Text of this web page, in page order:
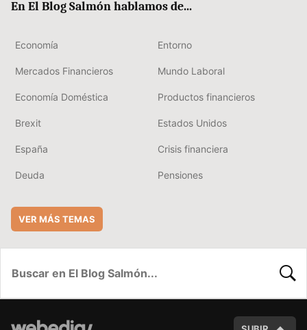
En El Blog Salmón hablamos de...
Economía Entorno
Mercados Financieros Mundo Laboral
Economía Doméstica Productos financieros
Brexit Estados Unidos
España Crisis financiera
Deuda Pensiones
VER MÁS TEMAS